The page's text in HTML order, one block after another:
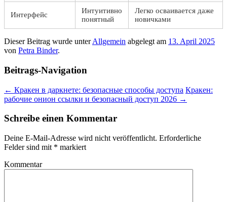
Интерфейс
Интуитивно
понятный
Легко осваивается даже
новичками
Dieser Beitrag wurde unterAllgemein abgelegt am 13. April 2025
von Petra Binder.
Beitrags-Navigation
← Кракен в даркнете: безопасные способы доступа Кракен:
рабочие онион ссылки и безопасный доступ 2026 →
Schreibe einen Kommentar
Deine E-Mail-Adresse wird nicht veröffentlicht. Erforderliche
Felder sind mit * markiert
Kommentar